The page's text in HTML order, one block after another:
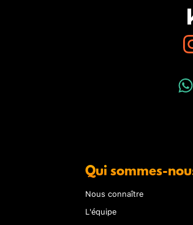
Qui sommes-
Nous connaître
L'équipe